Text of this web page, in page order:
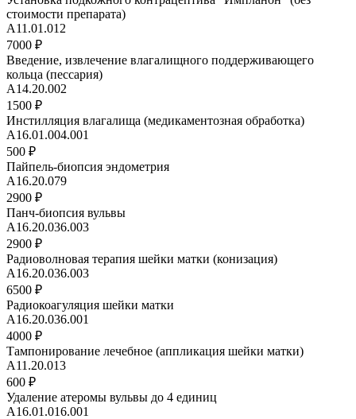
стоимости препарата)
A11.01.012
7000 ₽
Введение, извлечение влагалищного поддерживающего
кольца (пессария)
А14.20.002
1500 ₽
Инстилляция влагалища (медикаментозная обработка)
A16.01.004.001
500 ₽
Пайпель-биопсия эндометрия
A16.20.079
2900 ₽
Панч-биопсия вульвы
A16.20.036.003
2900 ₽
Радиоволновая терапия шейки матки (конизация)
A16.20.036.003
6500 ₽
Радиокоагуляция шейки матки
A16.20.036.001
4000 ₽
Тампонирование лечебное (аппликация шейки матки)
A11.20.013
600 ₽
Удаление атеромы вульвы до 4 единиц
А16.01.016.001